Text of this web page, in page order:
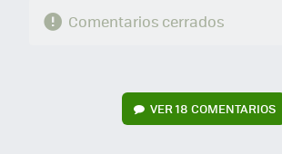
Comentarios cerrados
VER 18 COMENTARIOS